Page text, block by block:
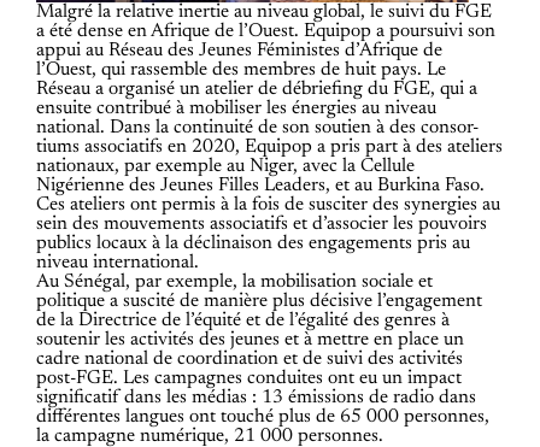
Malgré la relative inertie au niveau global, le suivi du FGE
a été dense en Afrique de l’Ouest. Equipop a poursuivi son
appui au Réseau des Jeunes Féministes d’Afrique de
l’Ouest, qui rassemble des membres de huit pays. Le
Réseau a organisé un atelier de débriefing du FGE, qui a
ensuite contribué à mobiliser les énergies au niveau
national. Dans la continuité de son soutien à des consor-
tiums associatifs en 2020, Equipop a pris part à des ateliers
nationaux, par exemple au Niger, avec la Cellule
Nigérienne des Jeunes Filles Leaders, et au Burkina Faso.
Ces ateliers ont permis à la fois de susciter des synergies au
sein des mouvements associatifs et d’associer les pouvoirs
publics locaux à la déclinaison des engagements pris au
niveau international.
Au Sénégal, par exemple, la mobilisation sociale et
politique a suscité de manière plus décisive l’engagement
de la Directrice de l’équité et de l’égalité des genres à
soutenir les activités des jeunes et à mettre en place un
cadre national de coordination et de suivi des activités
post-FGE. Les campagnes conduites ont eu un impact
significatif dans les médias : 13 émissions de radio dans
différentes langues ont touché plus de 65 000 personnes,
la campagne numérique, 21 000 personnes.